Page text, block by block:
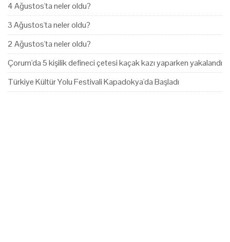
4 Ağustos'ta neler oldu?
3 Ağustos'ta neler oldu?
2 Ağustos'ta neler oldu?
Çorum'da 5 kişilik defineci çetesi kaçak kazı yaparken yakalandı
Türkiye Kültür Yolu Festivali Kapadokya'da Başladı